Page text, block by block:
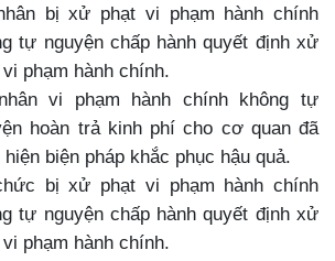
bị xử phạt vi phạm hành chính
tự nguyện chấp hành quyết định xử
vi phạm hành chính.
vi phạm hành chính không tự
hoàn trả kinh phí cho cơ quan đã
biện pháp khắc phục hậu quả.
bị xử phạt vi phạm hành chính
tự nguyện chấp hành quyết định xử
vi phạm hành chính.